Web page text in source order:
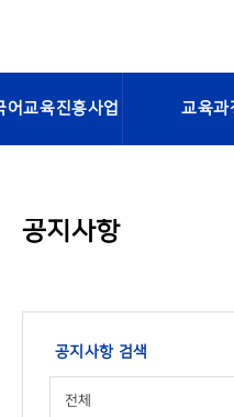
어교육진흥사업 교육과
공지사항
공지사항 검색
전체